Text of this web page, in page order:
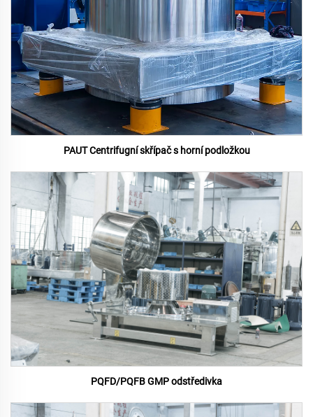
PAUT Centrifugní skřípač s horní podložkou
PQFD/PQFB GMP odstředivka